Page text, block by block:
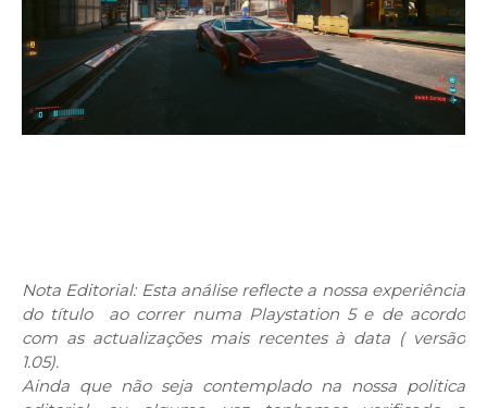
Nota Editorial: Esta análise reflecte a nossa experiência
do título ao correr numa Playstation 5 e de acordo
com as actualizações mais recentes à data ( versão
1.05).
Ainda que não seja contemplado na nossa politica